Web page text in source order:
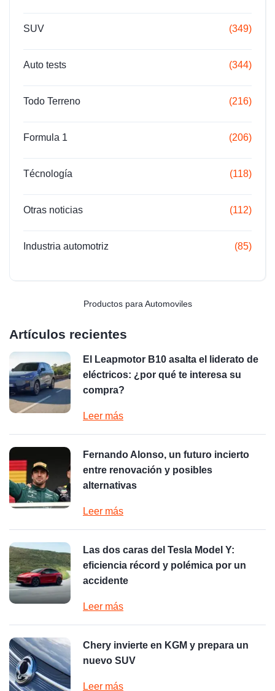
SUV (349)
Auto tests (344)
Todo Terreno (216)
Formula 1 (206)
Técnología (118)
Otras noticias (112)
Industria automotriz (85)
Productos para Automoviles
Artículos recientes
El Leapmotor B10 asalta el liderato de
eléctricos: ¿por qué te interesa su
compra?
Leer más
Fernando Alonso, un futuro incierto
entre renovación y posibles
alternativas
Leer más
Las dos caras del Tesla Model Y:
eficiencia récord y polémica por un
accidente
Leer más
Chery invierte en KGM y prepara un
nuevo SUV
Leer más